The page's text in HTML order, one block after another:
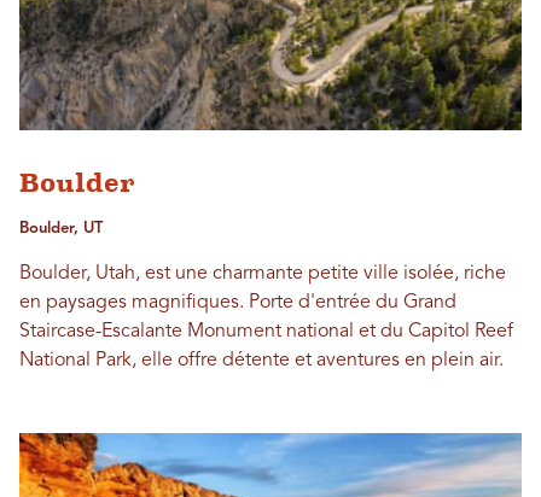
Boulder
Boulder, UT
Boulder, Utah, est une charmante petite ville isolée, riche
en paysages magnifiques. Porte d'entrée du Grand
Staircase-Escalante Monument national et du Capitol Reef
National Park, elle offre détente et aventures en plein air.